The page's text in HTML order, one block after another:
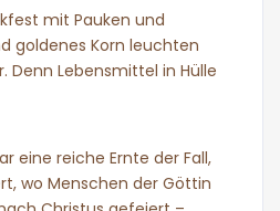
mit Pauken und
goldenes Korn leuchten
Lebensmittel in Hülle
eine reiche Ernte der Fall,
wo Menschen der Göttin